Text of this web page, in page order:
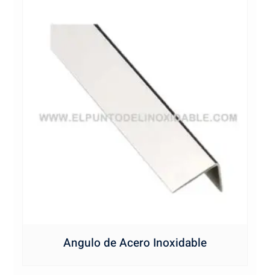
Angulo de Acero Inoxidable